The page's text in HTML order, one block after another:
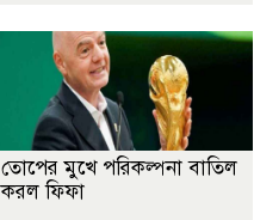
তোপের মুখে পরিকল্পনা বাতিল
করল ফিফা